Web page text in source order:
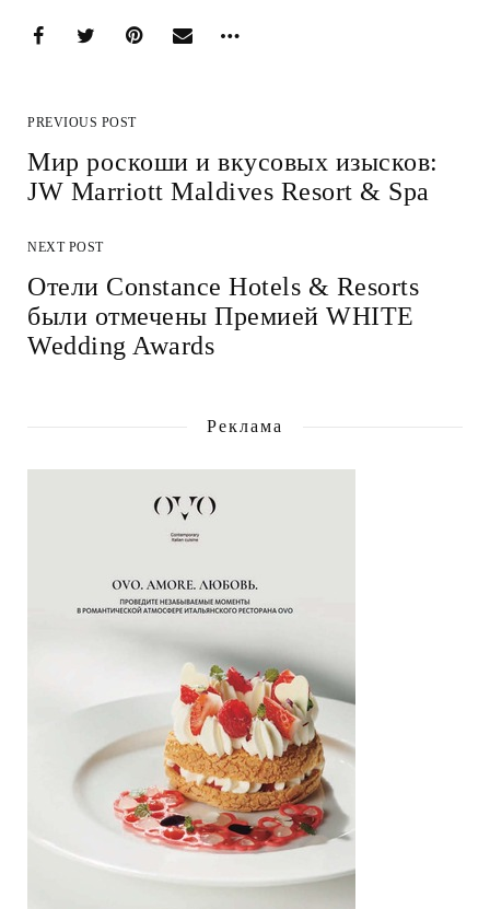
PREVIOUS POST
Мир роскоши и вкусовых изысков:
JW Marriott Maldives Resort & Spa
NEXT POST
Отели Constance Hotels & Resorts
были отмечены Премией WHITE
Wedding Awards
Реклама